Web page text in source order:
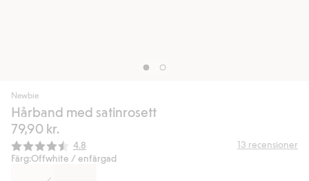
Newbie
Hårband med satinrosett
79,90 kr.
Snittbetyg:
4.8 13 recensioner
Färg:Offwhite / enfärgad